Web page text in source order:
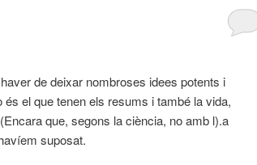
de deixar nombroses idees potents i
el que tenen els resums i també la vida,
que, segons la ciència, no amb l).a
suposat.